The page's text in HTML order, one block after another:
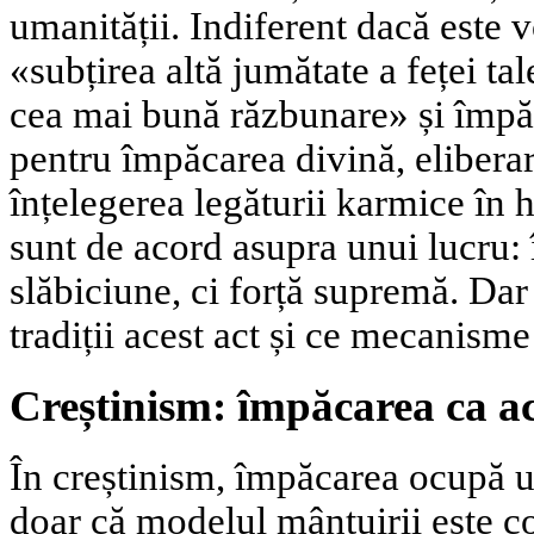
umanității. Indiferent dacă este
«subțirea altă jumătate a feței
cea mai bună răzbunare» și
pentru împăcarea divină,
înțelegerea legăturii karmice
sunt de acord asupra unui lucru:
slăbiciune, ci forță supremă.
tradiții acest act și ce
Creștinism: împăcarea ca
În creștinism, împăcarea ocupă
doar că modelul mântuirii este